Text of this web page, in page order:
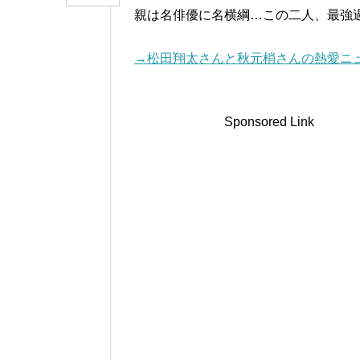
親は名俳優に名横綱…この二人、最強
→松田翔太さんと秋元梢さんの熱愛ニ
Sponsored Link